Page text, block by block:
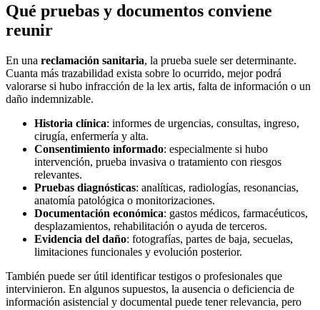
Qué pruebas y documentos conviene
reunir
En una reclamación sanitaria, la prueba suele ser determinante.
Cuanta más trazabilidad exista sobre lo ocurrido, mejor podrá
valorarse si hubo infracción de la lex artis, falta de información o un
daño indemnizable.
Historia clínica: informes de urgencias, consultas, ingreso,
cirugía, enfermería y alta.
Consentimiento informado: especialmente si hubo
intervención, prueba invasiva o tratamiento con riesgos
relevantes.
Pruebas diagnósticas: analíticas, radiologías, resonancias,
anatomía patológica o monitorizaciones.
Documentación económica: gastos médicos, farmacéuticos,
desplazamientos, rehabilitación o ayuda de terceros.
Evidencia del daño: fotografías, partes de baja, secuelas,
limitaciones funcionales y evolución posterior.
También puede ser útil identificar testigos o profesionales que
intervinieron. En algunos supuestos, la ausencia o deficiencia de
información asistencial y documental puede tener relevancia, pero